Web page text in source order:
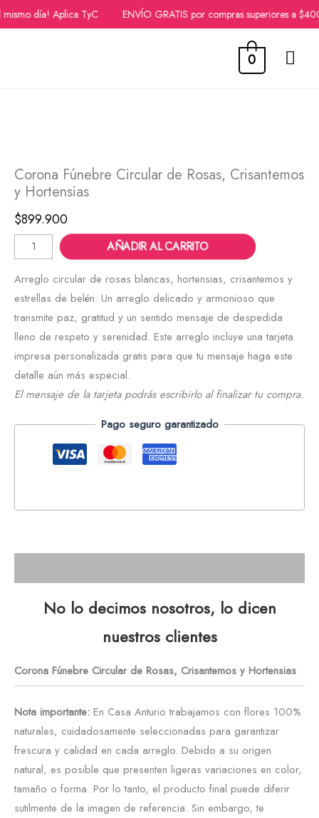
día! Aplica TyC ENVÍO GRATIS por compras superiores a
0
Corona Fúnebre Circular de Rosas, Crisantemos
y Hortensias
$899.900
de
Rosas,
Crisantemos
y
Hortensias
AÑADIR AL CARRITO
Arreglo circular de rosas blancas, hortensias, crisantemos y
estrellas de belén. Un arreglo delicado y armonioso que
transmite paz, gratitud y un sentido mensaje de despedida
lleno de respeto y serenidad. Este arreglo incluye una tarjeta
impresa personalizada gratis para que tu mensaje haga este
detalle aún más especial.
El mensaje de la tarjeta podrás escribirlo al finalizar tu compra.
Pago seguro garantizado
No lo decimos nosotros, lo dicen
nuestros clientes
Corona Fúnebre Circular de Rosas, Crisantemos y Hortensias
Nota importante: En Casa Anturio trabajamos con flores 100%
naturales, cuidadosamente seleccionadas para garantizar
frescura y calidad en cada arreglo. Debido a su origen
natural, es posible que presenten ligeras variaciones en color,
tamaño o forma. Por lo tanto, el producto final puede diferir
sutilmente de la imagen de referencia. Sin embargo, te